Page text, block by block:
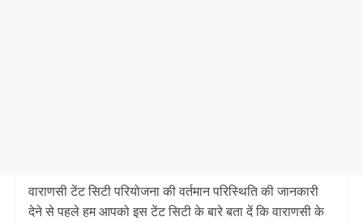
वाराणसी टेंट सिटी परियोजना की वर्तमान परिस्थिति की जानकारी
देने से पहले हम आपको इस टेंट सिटी के बारे बता दें कि वाराणसी के